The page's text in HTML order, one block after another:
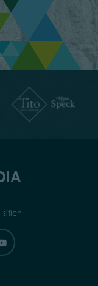
sítích